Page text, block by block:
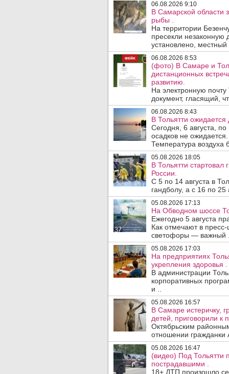
06.08.2026 9:10
В Самарской области
рыбы .
На территории
пресекли незаконную
установлено, местный
06.08.2026 8:53
(фото) В Самаре и
дистанционных
развитию.
На электронную
документ, гласящий,
06.08.2026 8:43
В Тольятти ожидается
Сегодня, 6 августа,
осадков не
Температура воздуха
05.08.2026 18:05
В Тольятти
России.
С 5 по 14 августа в
гандболу, а с 16 по
05.08.2026 17:13
На Обводном шоссе
Ежегодно 5 августа
Как отмечают в
светофоры — важный
05.08.2026 17:03
На предприятиях
укрепления здоровья .
В администрации
корпоративных
и ..
05.08.2026 16:57
В Самаре истеричку,
детей, приговорили к
Октябрьским
отношении гражданки
05.08.2026 16:47
(видео) Под Тольятти
пострадавшими .
18+ ДТП произошло